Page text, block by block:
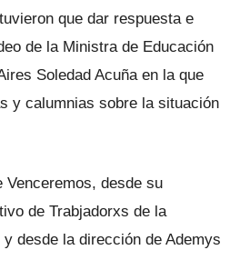
que dar respuesta e
de la Ministra de Educación
Soledad Acuña en la que
y calumnias sobre la situación
desde su
de Trabjadorxs de la
desde la dirección de Ademys